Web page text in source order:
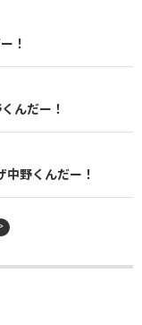
！
んだー！
野くんだー！